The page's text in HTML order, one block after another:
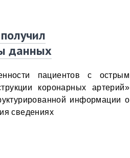
данных
пациентов с острым
коронарных артерий»
информации о
сведениях